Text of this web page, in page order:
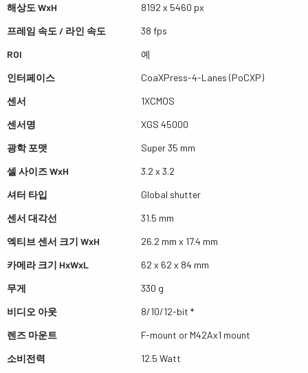
해상도 WxH
8192 x 5460 px
프레임 속도 / 라인 속도
38 fps
ROI
예
인터페이스
CoaXPress-4-Lanes (PoCXP)
센서
1XCMOS
센서명
XGS 45000
광학 포맷
Super 35 mm
셀 사이즈 WxH
3.2 x 3.2
셔터 타입
Global shutter
센서 대각선
31.5 mm
엑티브 센서 크기 WxH
26.2 mm x 17.4 mm
카메라 크기 HxWxL
62 x 62 x 84 mm
무게
330 g
비디오 아웃
8/10/12-bit *
렌즈 마운트
F-mount or M42Ax1 mount
소비전력
12.5 Watt